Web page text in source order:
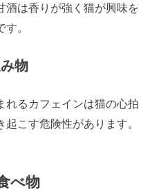
酒は香りが強く猫が興味を
。
物
れるカフェインは猫の心拍
こす危険性があります。
べ物